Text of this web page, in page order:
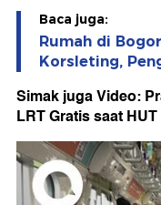
Baca juga:
Rumah di
Korsleting,
Simak juga Video:
LRT Gratis saat